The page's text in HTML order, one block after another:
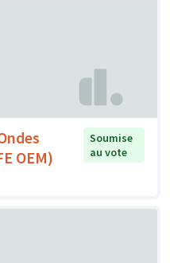
OEM)
Soumise
au vote